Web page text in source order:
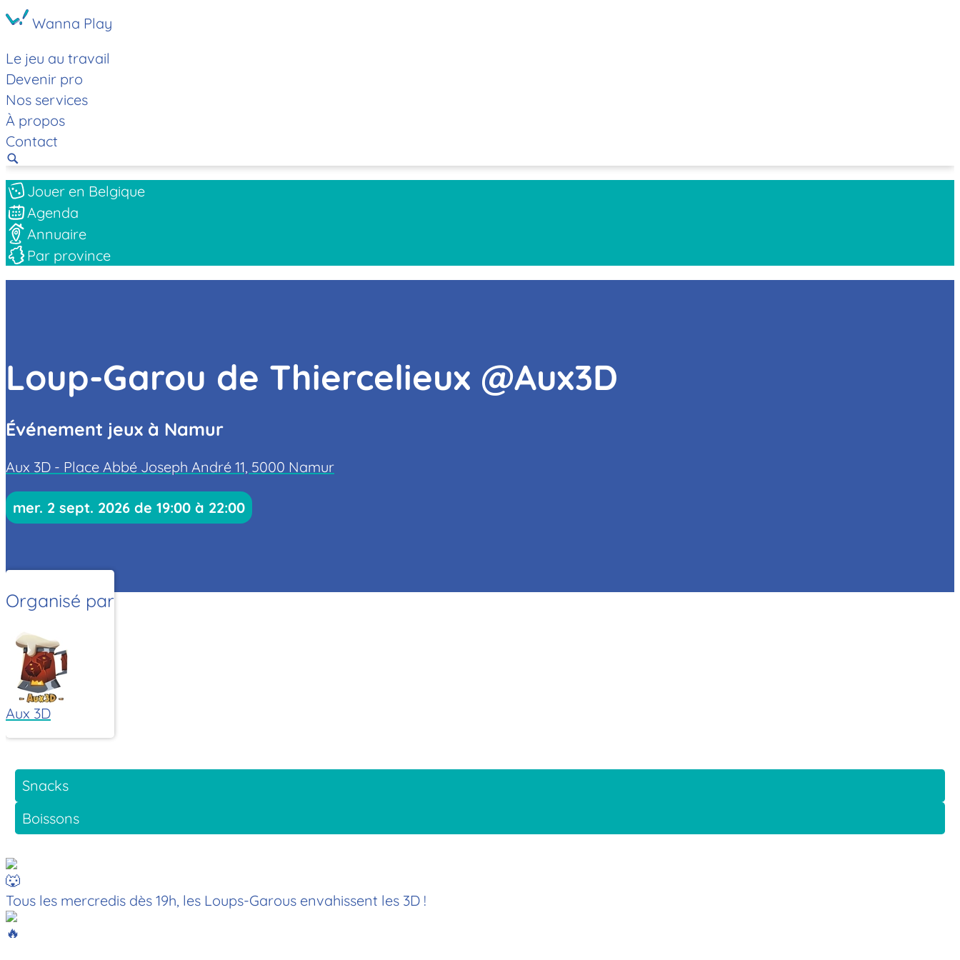
Wanna Play
Le jeu au travail
Devenir pro
Nos services
À propos
Contact
Jouer en Belgique
Agenda
Annuaire
Par province
Loup-Garou de Thiercelieux @Aux3D
Événement jeux à Namur
Aux 3D - Place Abbé Joseph André 11, 5000 Namur
mer. 2 sept. 2026 de 19:00 à 22:00
Organisé par
Aux 3D
Snacks
Boissons
Tous les mercredis dès 19h, les Loups-Garous envahissent les 3D !